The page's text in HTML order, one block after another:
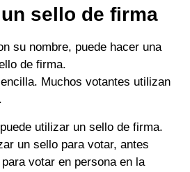
sello de firma
su nombre, puede hacer una
de firma.
Muchos votantes utilizan
utilizar un sello de firma.
un sello para votar, antes
votar en persona en la